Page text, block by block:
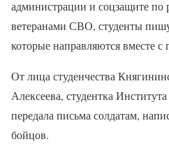
администрации и соцзащите по
ветеранами СВО, студенты
которые направляются вместе
От лица студенчества
Алексеева, студентка
передала письма солдатам,
бойцов.